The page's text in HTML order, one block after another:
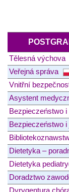
Tělesná výchova
Veřejná správa
Vnitřní
Asystent
Bezpieczeństwo
Bezpieczeństwo
Dietetyka –
Dietetyka
Doradztwo
Dyrygentura